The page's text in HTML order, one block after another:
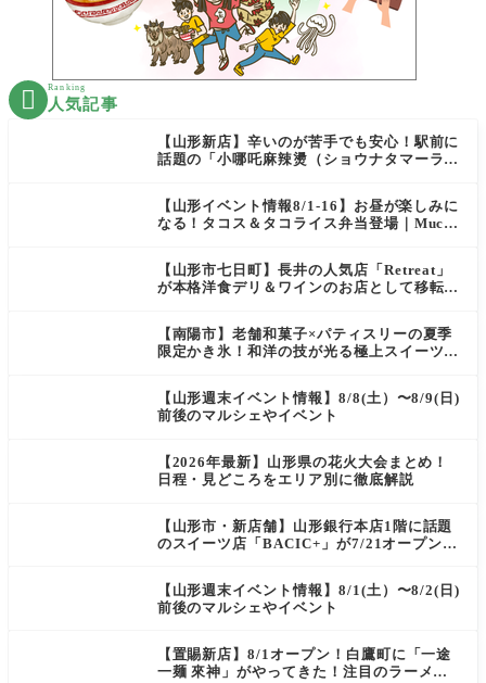
 Ranking
人気記事
【山形新店】辛いのが苦手でも安心！駅前に
話題の「小哪吒麻辣燙（ショウナタマーラー
【山形イベント情報8/1-16】お昼が楽しみに
なる！タコス＆タコライス弁当登場｜Mucha
【山形市七日町】長井の人気店「Retreat」
が本格洋食デリ＆ワインのお店として移転オ
【南陽市】老舗和菓子×パティスリーの夏季
限定かき氷！和洋の技が光る極上スイーツ｜
【山形週末イベント情報】8/8(土）〜8/9(日)
前後のマルシェやイベント
【2026年最新】山形県の花火大会まとめ！
日程・見どころをエリア別に徹底解説
【山形市・新店舗】山形銀行本店1階に話題
のスイーツ店「BACIC+」が7/21オープン！
【山形週末イベント情報】8/1(土）〜8/2(日)
前後のマルシェやイベント
【置賜新店】8/1オープン！白鷹町に「一途
一麺 來神」がやってきた！注目のラーメン